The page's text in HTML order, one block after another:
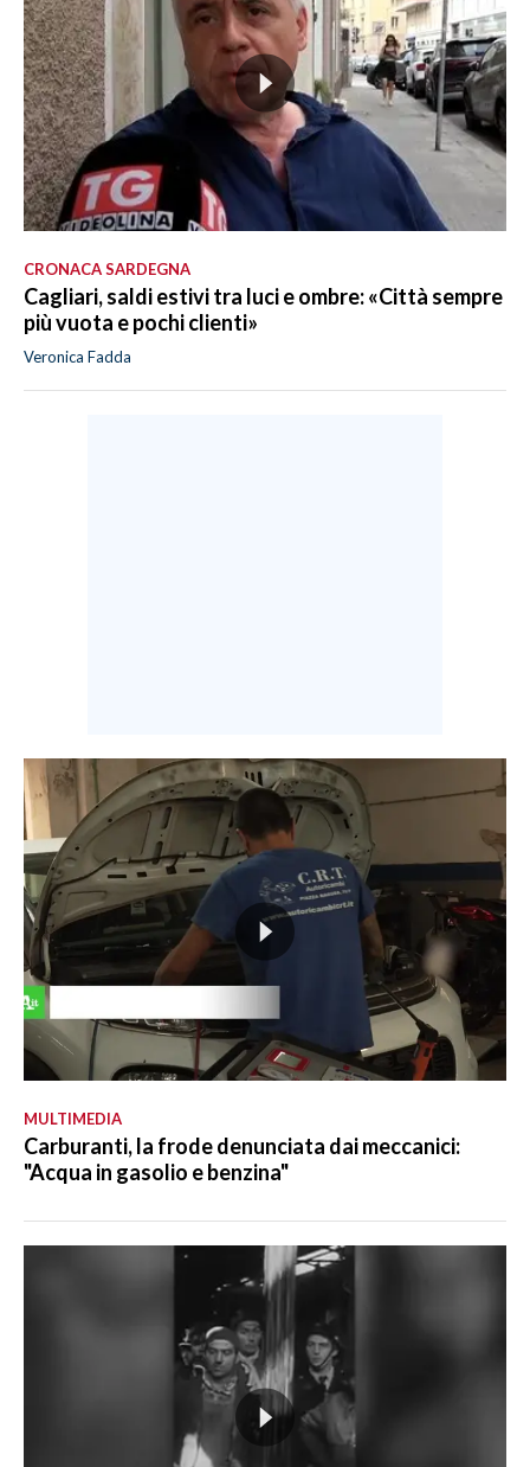
CRONACA SARDEGNA
Cagliari, saldi estivi tra luci e ombre: «Città sempre
più vuota e pochi clienti»
Veronica Fadda
MULTIMEDIA
Carburanti, la frode denunciata dai meccanici:
"Acqua in gasolio e benzina"